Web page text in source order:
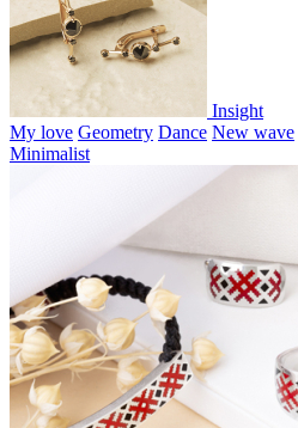
Insight
My love Geometry Dance New wave
Minimalist